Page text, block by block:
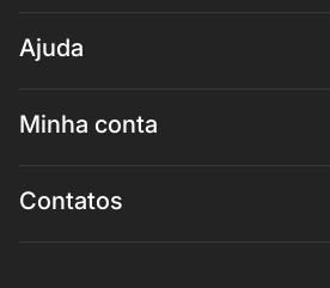
Ajuda
Minha conta
Contatos